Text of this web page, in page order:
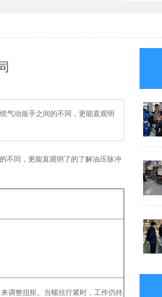
气动扳手之间的不同，更能直观明
不同，更能直观明了的了解油压脉冲
调整扭矩。当螺丝拧紧时，工作仍持